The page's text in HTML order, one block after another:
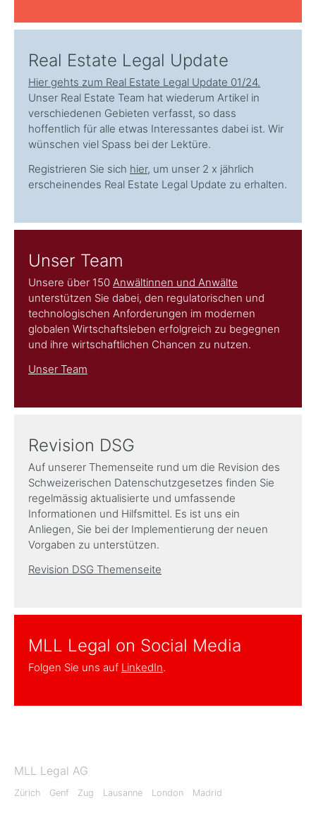
Real Estate Legal Update
Hier gehts zum Real Estate Legal Update 01/24.
Unser Real Estate Team hat wiederum Artikel in
verschiedenen Gebieten verfasst, so dass
hoffentlich für alle etwas Interessantes dabei ist. Wir
wünschen viel Spass bei der Lektüre.
Registrieren Sie sich hier, um unser 2 x jährlich
erscheinendes Real Estate Legal Update zu erhalten.
Unser Team
Unsere über 150 Anwältinnen und Anwälte
unterstützen Sie dabei, den regulatorischen und
technologischen Anforderungen im modernen
globalen Wirtschaftsleben erfolgreich zu begegnen
und ihre wirtschaftlichen Chancen zu nutzen.
Unser Team
Revision DSG
Auf unserer Themenseite rund um die Revision des
Schweizerischen Datenschutzgesetzes finden Sie
regelmässig aktualisierte und umfassende
Informationen und Hilfsmittel. Es ist uns ein
Anliegen, Sie bei der Implementierung der neuen
Vorgaben zu unterstützen.
Revision DSG Themenseite
MLL Legal on Social Media
Folgen Sie uns auf LinkedIn.
MLL Legal AG
Zürich Genf Zug Lausanne London Madrid